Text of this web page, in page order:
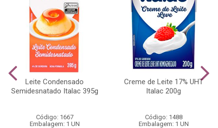
Leite Condensado
Semidesnatado Italac 395g
Código: 1667
Embalagem: 1 UN
Creme de Leite 17% UHT
Italac 200g
Código: 1488
Embalagem: 1 UN